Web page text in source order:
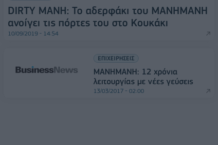
DIRTY MANΗ: Το αδερφάκι του ΜΑΝΗΜΑΝΗ
ανοίγει τις πόρτες του στο Κουκάκι
10/09/2019 - 14:54
ΕΠΙΧΕΙΡΗΣΕΙΣ
ΜΑΝΗΜΑΝΗ: 12 χρόνια
λειτουργίας με νέες γεύσεις
13/03/2017 - 02:00